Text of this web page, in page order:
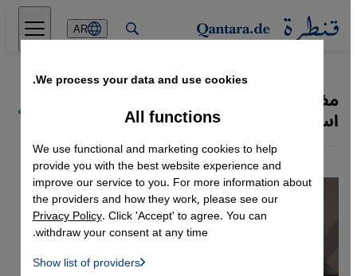
Direkt zum Inhalt springen
AR
مظاهرات حديقة جيزي في
اسطنبول
We process your data and use cookies.
All functions
We use functional and marketing cookies to help
provide you with the best website experience and
improve our service to you. For more information about
the providers and how they work, please see our
Privacy Policy. Click 'Accept' to agree. You can
withdraw your consent at any time.
Show list of providers